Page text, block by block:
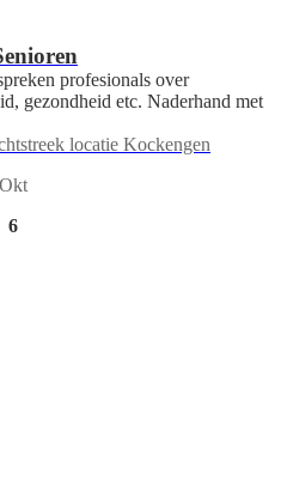
profesionals over
gezondheid etc. Naderhand met
locatie Kockengen
Okt
6